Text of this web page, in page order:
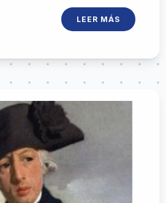
esta iniciativa
LEER MÁS